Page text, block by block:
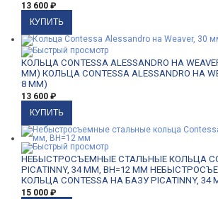
13 600 ₽
КОЛЬЦА CONTESSA ALESSANDRO НА
ММ) КОЛЬЦА CONTESSA ALESSANDRO НА
8 ММ)
13 600 ₽
НЕБЫСТРОСЪЕМНЫЕ СТАЛЬНЫЕ КОЛЬЦА
PICATINNY, 34 ММ, BH=12 ММ
КОЛЬЦА CONTESSA НА БАЗУ PICATINNY,
15 000 ₽